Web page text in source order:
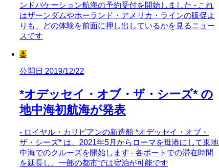
ンドバケーション航海の予約受付を開始しました - これ
はザーンダムやホーランド・アメリカ・ラインの販促よ
りも、どの体験を前面に押し出しているかを見るニュー
スです
⚓
公開日 2019/12/22
*オデッセイ・オブ・ザ・シーズ* の
地中海初航海が発表
- ロイヤル・カリビアンの新造船 *オデッセイ・オブ・
ザ・シーズ* は、2021年5月からローマを母港にして東地
中海でのクルーズを開始します - 各ポートでの滞在時間
を延長し、一部の都市では宿泊が可能です